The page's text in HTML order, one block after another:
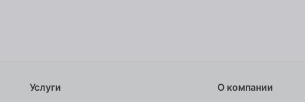
Услуги О компании